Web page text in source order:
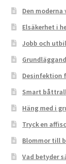
Den
Elsäkerhet i
Jobb och
Desinfektion
Smart
Häng med i
Tryck en
Blommor till
Vad betyder